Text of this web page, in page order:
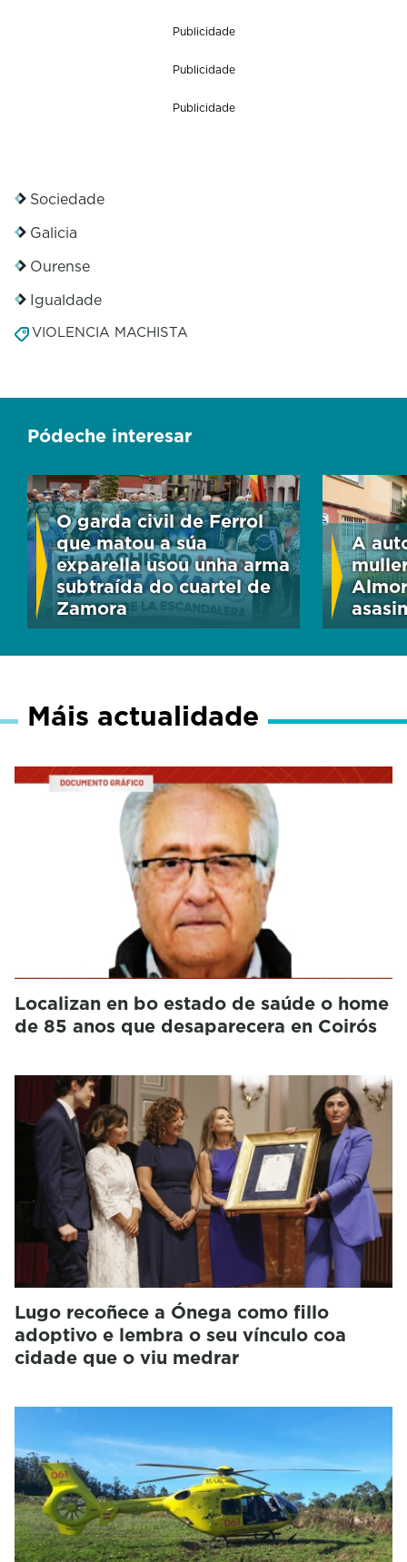
Publicidade
Publicidade
Publicidade
Sociedade
Galicia
Ourense
Igualdade
VIOLENCIA MACHISTA
Pódeche interesar
O garda civil de Ferrol
que matou a súa
exparella usou unha arma
subtraída do cuartel de
Zamora
A
Máis actualidade
Localizan en bo estado de saúde o home
de 85 anos que desaparecera en Coirós
Lugo recoñece a Ónega como fillo
adoptivo e lembra o seu vínculo coa
cidade que o viu medrar